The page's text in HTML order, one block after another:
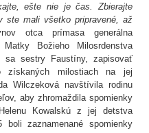
ešte nie je čas. Zbierajte
ste mali všetko pripravené, až
otca prímasa generálna
Božieho Milosrdenstva
sa sestry Faustíny, zapisovať
získaných milostiach na jej
Wilczeková navštívila rodinu
aby zhromaždila spomienky
Kowalskú z jej detstva
zaznamenané spomienky